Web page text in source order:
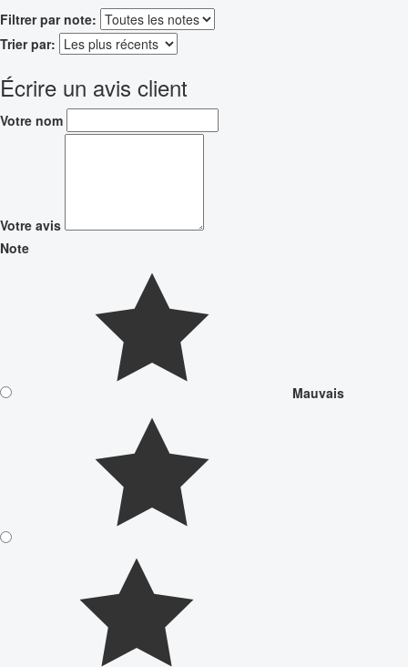
Filtrer par note:
Trier par:
Écrire un avis client
Votre nom
Votre avis
Note
Mauvais